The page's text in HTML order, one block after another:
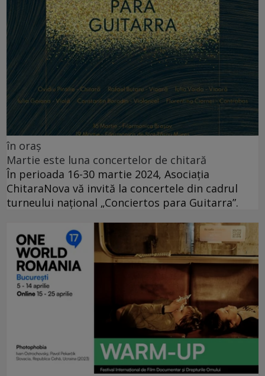
în oraș
Martie este luna concertelor de chitară
În perioada 16-30 martie 2024, Asociația
ChitaraNova vă invită la concertele din cadrul
turneului național „Conciertos para Guitarra”.